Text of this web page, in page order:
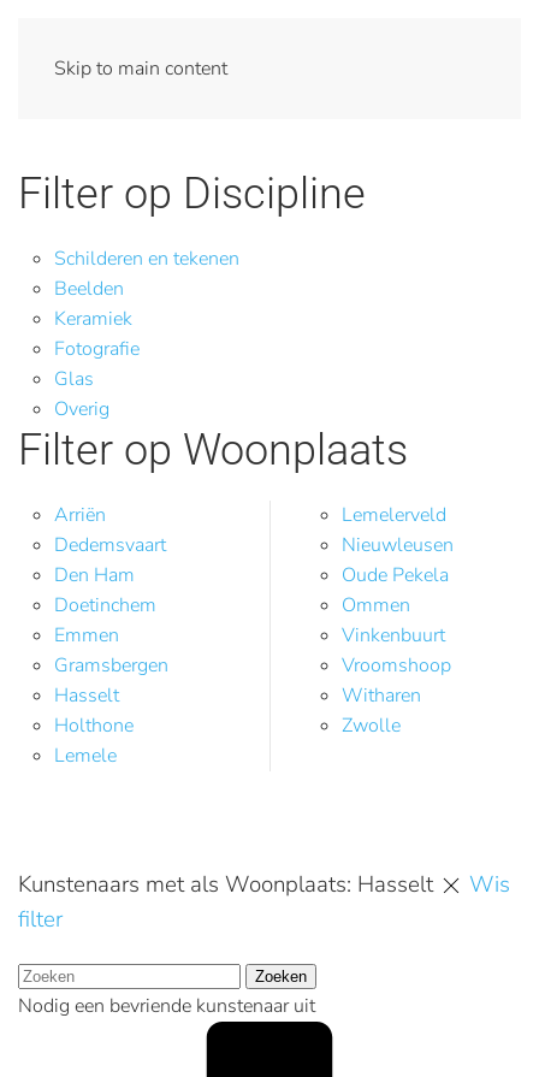
Skip to main content
Filter op Discipline
Schilderen en tekenen
Beelden
Keramiek
Fotografie
Glas
Overig
Filter op Woonplaats
Arriën
Dedemsvaart
Den Ham
Doetinchem
Emmen
Gramsbergen
Hasselt
Holthone
Lemele
Lemelerveld
Nieuwleusen
Oude Pekela
Ommen
Vinkenbuurt
Vroomshoop
Witharen
Zwolle
Kunstenaars met als Woonplaats: Hasselt
Wis
filter
Zoeken
Nodig een bevriende kunstenaar uit